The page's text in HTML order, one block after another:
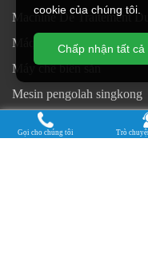
Machine De Traitement
Máquina de procesamiento
Máy chế biến sắn
Mesin pengolah singkong
เครื่องแปรรูปมันสำปะห
cookie của chúng tôi.
Chấp nhận tất cả
Gọi cho chúng tôi Trò